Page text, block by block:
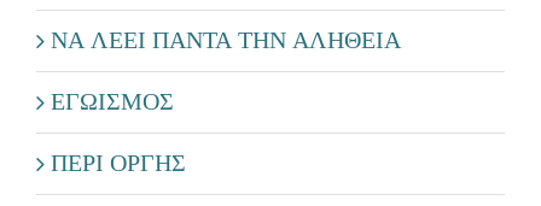
ΝΑ ΛΕΕΙ ΠΑΝΤΑ ΤΗΝ ΑΛΗΘΕΙΑ
ΕΓΩΙΣΜΟΣ
ΠΕΡΙ ΟΡΓΗΣ